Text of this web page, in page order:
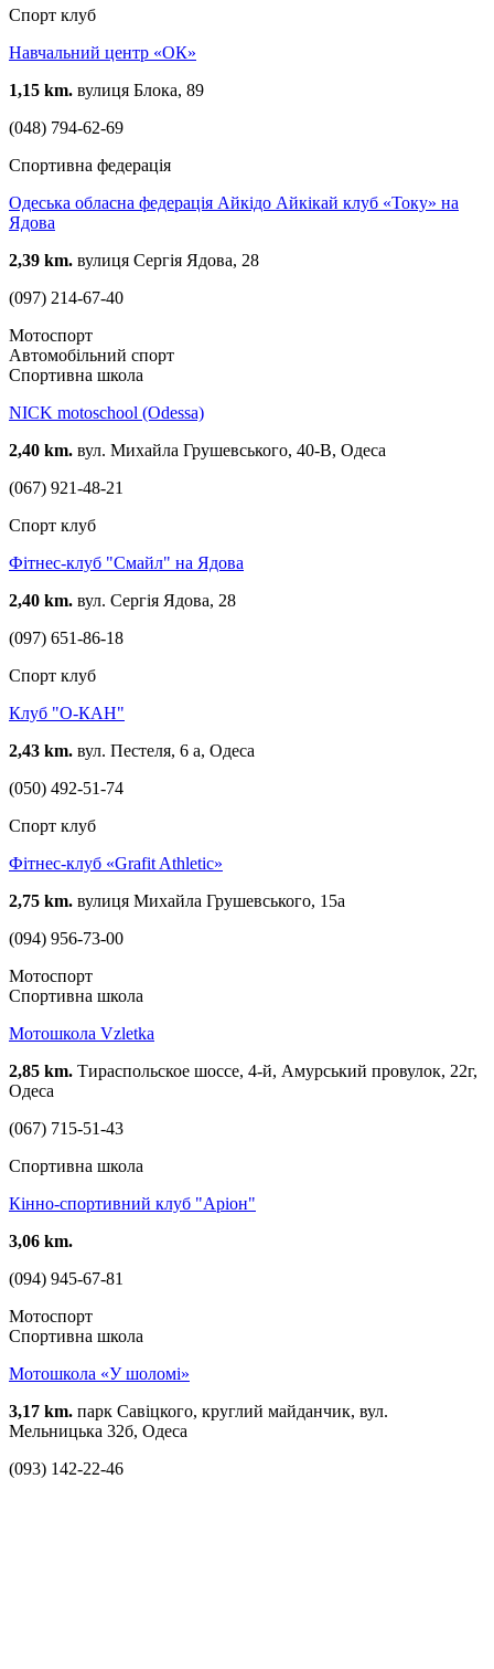
Спорт клуб
Навчальний центр «ОК»
1,15 km. вулиця Блока, 89
(048) 794-62-69
Спортивна федерація
Одеська обласна федерація Айкідо Айкікай клуб «Току» на
Ядова
2,39 km. вулиця Сергія Ядова, 28
(097) 214-67-40
Мотоспорт
Автомобільний спорт
Спортивна школа
NICK motoschool (Odessa)
2,40 km. вул. Михайла Грушевського, 40-В, Одеса
(067) 921-48-21
Спорт клуб
Фітнес-клуб "Смайл" на Ядова
2,40 km. вул. Сергія Ядова, 28
(097) 651-86-18
Спорт клуб
Клуб "О-КАН"
2,43 km. вул. Пестеля, 6 а, Одеса
(050) 492-51-74
Спорт клуб
Фітнес-клуб «Grafit Athletic»
2,75 km. вулиця Михайла Грушевського, 15а
(094) 956-73-00
Мотоспорт
Спортивна школа
Мотошкола Vzletka
2,85 km. Тираспольское шоссе, 4-й, Амурський провулок, 22г,
Одеса
(067) 715-51-43
Спортивна школа
Кінно-спортивний клуб "Аріон"
3,06 km.
(094) 945-67-81
Мотоспорт
Спортивна школа
Мотошкола «У шоломі»
3,17 km. парк Савіцкого, круглий майданчик, вул.
Мельницька 32б, Одеса
(093) 142-22-46